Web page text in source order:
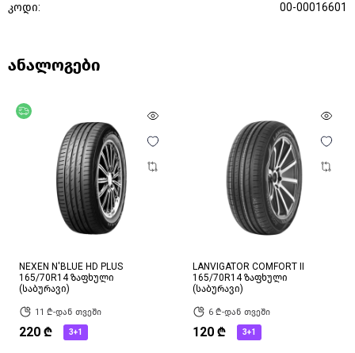
კოდი:
00-00016601
ანალოგები
NEXEN N'BLUE HD PLUS
165/70R14 ზაფხული
(საბურავი)
11 ₾-დან თვეში
220 ₾ 3+1
LANVIGATOR COMFORT II
165/70R14 ზაფხული
(საბურავი)
6 ₾-დან თვეში
120 ₾ 3+1